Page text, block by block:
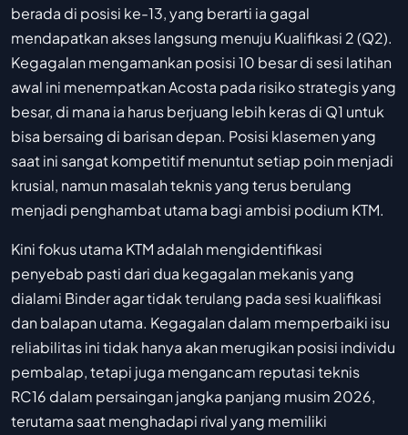
berada di posisi ke-13, yang berarti ia gagal
mendapatkan akses langsung menuju Kualifikasi 2 (Q2).
Kegagalan mengamankan posisi 10 besar di sesi latihan
awal ini menempatkan Acosta pada risiko strategis yang
besar, di mana ia harus berjuang lebih keras di Q1 untuk
bisa bersaing di barisan depan. Posisi klasemen yang
saat ini sangat kompetitif menuntut setiap poin menjadi
krusial, namun masalah teknis yang terus berulang
menjadi penghambat utama bagi ambisi podium KTM.
Kini fokus utama KTM adalah mengidentifikasi
penyebab pasti dari dua kegagalan mekanis yang
dialami Binder agar tidak terulang pada sesi kualifikasi
dan balapan utama. Kegagalan dalam memperbaiki isu
reliabilitas ini tidak hanya akan merugikan posisi individu
pembalap, tetapi juga mengancam reputasi teknis
RC16 dalam persaingan jangka panjang musim 2026,
terutama saat menghadapi rival yang memiliki